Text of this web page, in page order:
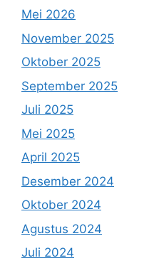
Mei 2026
November 2025
Oktober 2025
September 2025
Juli 2025
Mei 2025
April 2025
Desember 2024
Oktober 2024
Agustus 2024
Juli 2024